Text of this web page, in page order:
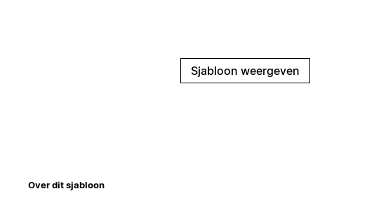
Sjabloon weergeven
Over dit sjabloon